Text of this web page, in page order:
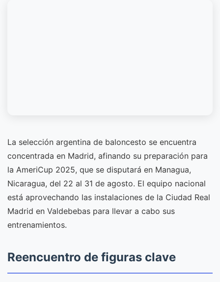
La selección argentina de baloncesto se encuentra
concentrada en Madrid, afinando su preparación para
la AmeriCup 2025, que se disputará en Managua,
Nicaragua, del 22 al 31 de agosto. El equipo nacional
está aprovechando las instalaciones de la Ciudad Real
Madrid en Valdebebas para llevar a cabo sus
entrenamientos.
Reencuentro de figuras clave